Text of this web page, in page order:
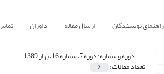
راهنمای نویسندگان ارسال مقاله داوران
دوره و شماره:دوره 7، شماره 16، بهار 1389
تعداد مقالات: 7